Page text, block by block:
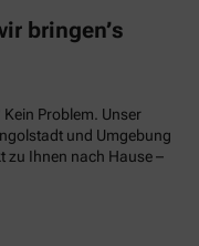
bringen’s
Problem. Unser
und Umgebung
zu Ihnen nach Hause –